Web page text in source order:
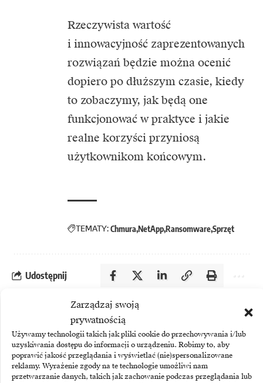
Zarządzaj swoją
prywatnością
Używamy technologii takich jak pliki cookie do przechowywania i/lub
uzyskiwania dostępu do informacji o urządzeniu. Robimy to, aby
poprawić jakość przeglądania i wyświetlać (nie)spersonalizowane
reklamy. Wyrażenie zgody na te technologie umożliwi nam
przetwarzanie danych, takich jak zachowanie podczas przeglądania lub
Rzeczywista wartość
i innowacyjność zaprezentowanych
rozwiązań będzie można ocenić
dopiero po dłuższym czasie, kiedy
to zobaczymy, jak będą one
funkcjonować w praktyce i jakie
realne korzyści przyniosą
użytkownikom końcowym.
TEMATY:Chmura NetAppRansomwareSprzęt
Udostępnij
Biuletyn
Dołącz do najlepszego biuletynu w
branży ICT!